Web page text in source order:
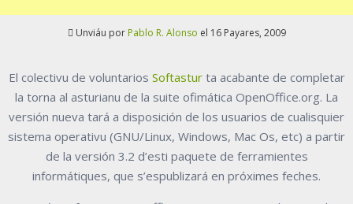
Unviáu por Pablo R. Alonso el 16 Payares, 2009
El colectivu de voluntarios Softasturta acabante de completar
la torna al asturianu de la suite ofimática OpenOffice.org. La
versión nueva tará a disposición de los usuarios de cualisquier
sistema operativu (GNU/Linux, Windows, Mac Os, etc) a partir
de la versión 3.2 d’esti paquete de ferramientes
informátiques, que s’espublizará en próximes feches.